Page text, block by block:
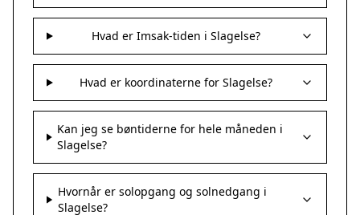
Hvad er Imsak-tiden i Slagelse?
Hvad er koordinaterne for Slagelse?
Kan jeg se bøntiderne for hele måneden i
Slagelse?
Hvornår er solopgang og solnedgang i
Slagelse?